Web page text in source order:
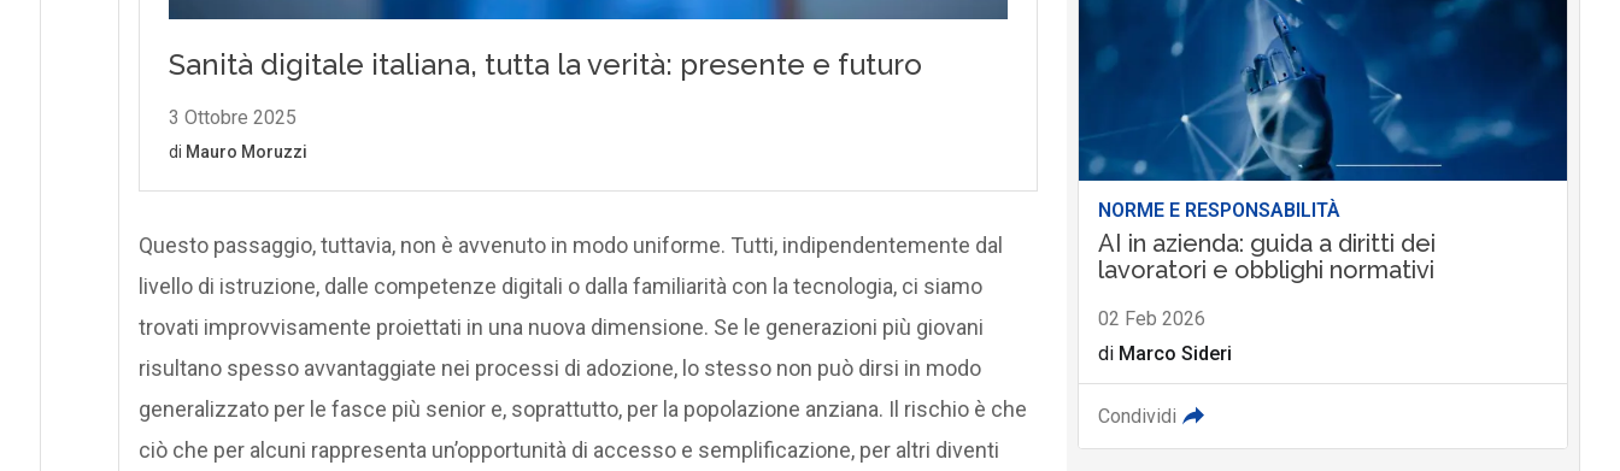
Questo passaggio, tuttavia, non è avvenuto in modo uniforme. Tutti, indipendentemente dal
livello di istruzione, dalle competenze digitali o dalla familiarità con la tecnologia, ci siamo
trovati improvvisamente proiettati in una nuova dimensione. Se le generazioni più giovani
risultano spesso avvantaggiate nei processi di adozione, lo stesso non può dirsi in modo
generalizzato per le fasce più senior e, soprattutto, per la popolazione anziana. Il rischio è che
ciò che per alcuni rappresenta un’opportunità di accesso e semplificazione, per altri diventi
NORME E RESPONSABILITÀ
AI in azienda: guida a diritti dei
lavoratori e obblighi normativi
02 Feb 2026
di Marco Sideri
Condividi